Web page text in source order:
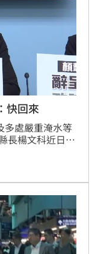
快回來
多處嚴重淹水等
長楊文科近日卻
民黨團書記長
針對防災應變也
。